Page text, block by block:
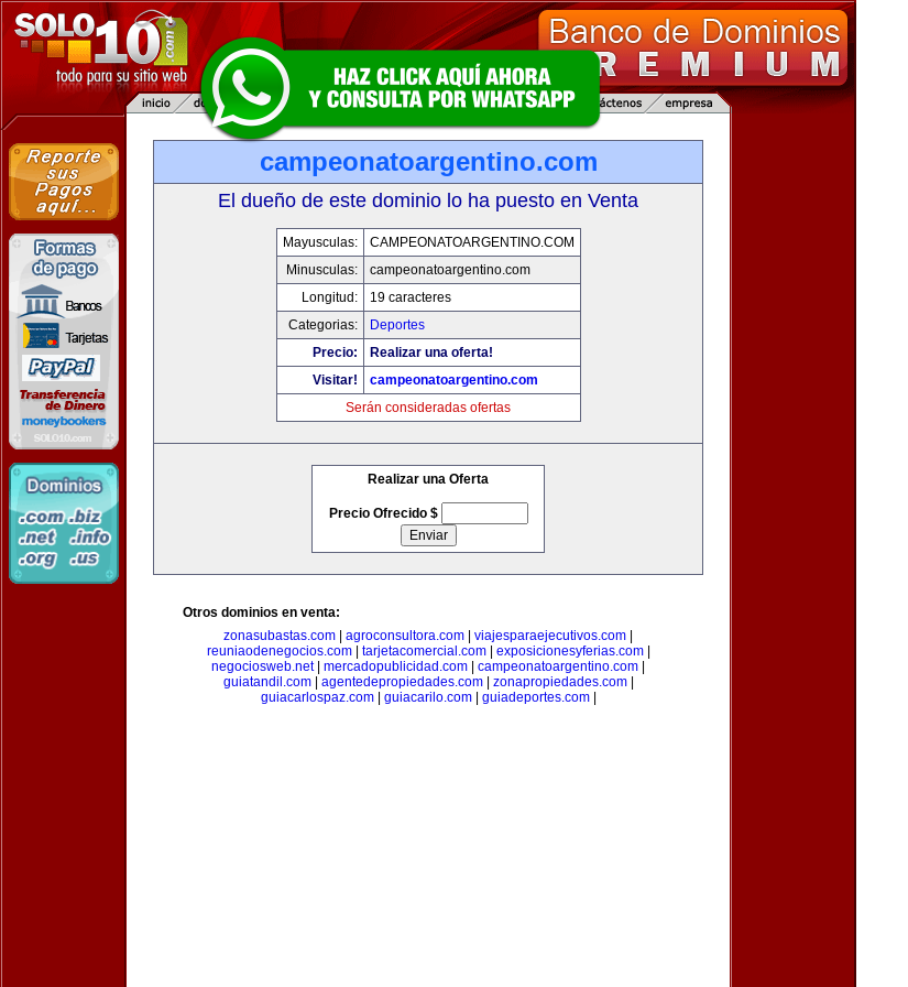
campeonatoargentino.com
El dueño de este dominio lo ha puesto en Venta
Mayusculas:
CAMPEONATOARGENTINO.COM
Minusculas:
campeonatoargentino.com
Longitud:
19 caracteres
Categorias:
Deportes
Precio:
Realizar una oferta!
Visitar!
campeonatoargentino.com
Serán consideradas ofertas
Realizar una Oferta
Precio Ofrecido $
Otros dominios en venta:
zonasubastas.com
agroconsultora.com viajesparaejecutivos.com
reuniaodenegocios.com| tarjetacomercial.com| exposicionesyferias.com|
negociosweb.net| mercadopublicidad.com campeonatoargentino.com
guiatandil.com| agentedepropiedades.com| zonapropiedades.com|
guiacarlospaz.com| guiacarilo.com| guiadeportes.com|